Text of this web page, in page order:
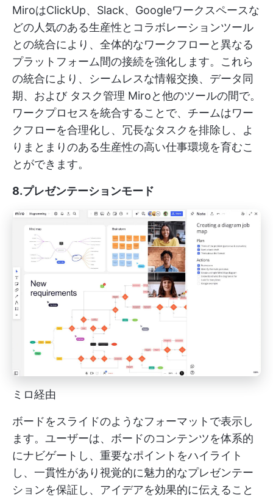
MiroはClickUp、Slack、Googleワークスペースな
どの人気のある生産性とコラボレーションツール
との統合により、全体的なワークフローと異なる
プラットフォーム間の接続を強化します。これら
の統合により、シームレスな情報交換、データ同
期、および タスク管理 Miroと他のツールの間で。
ワークプロセスを統合することで、チームはワー
クフローを合理化し、冗長なタスクを排除し、よ
りまとまりのある生産性の高い仕事環境を育むこ
とができます。
8.プレゼンテーションモード
ミロ経由
ボードをスライドのようなフォーマットで表示し
ます。ユーザーは、ボードのコンテンツを体系的
にナビゲートし、重要なポイントをハイライト
し、一貫性があり視覚的に魅力的なプレゼンテー
ションを保証し、アイデアを効果的に伝えること